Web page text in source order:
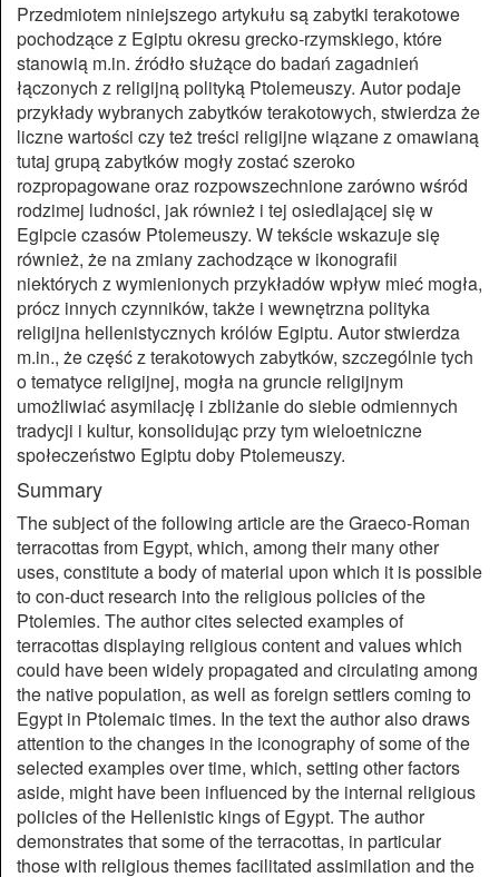
Przedmiotem niniejszego artykułu są zabytki terakotowe
pochodzące z Egiptu okresu grecko-rzymskiego, które
stanowią m.in. źródło służące do badań zagadnień
łączonych z religijną polityką Ptolemeuszy. Autor podaje
przykłady wybranych zabytków terakotowych, stwierdza że
liczne wartości czy też treści religijne wiązane z omawianą
tutaj grupą zabytków mogły zostać szeroko
rozpropagowane oraz rozpowszechnione zarówno wśród
rodzimej ludności, jak również i tej osiedlającej się w
Egipcie czasów Ptolemeuszy. W tekście wskazuje się
również, że na zmiany zachodzące w ikonograﬁi
niektórych z wymienionych przykładów wpływ mieć mogła,
prócz innych czynników, także i wewnętrzna polityka
religijna hellenistycznych królów Egiptu. Autor stwierdza
m.in., że część z terakotowych zabytków, szczególnie tych
o tematyce religijnej, mogła na gruncie religijnym
umożliwiać asymilację i zbliżanie do siebie odmiennych
tradycji i kultur, konsolidując przy tym wieloetniczne
społeczeństwo Egiptu doby Ptolemeuszy.
Summary
The subject of the following article are the Graeco-Roman
terracottas from Egypt, which, among their many other
uses, constitute a body of material upon which it is possible
to con-duct research into the religious policies of the
Ptolemies. The author cites selected examples of
terracottas displaying religious content and values which
could have been widely propagated and circulating among
the native population, as well as foreign settlers coming to
Egypt in Ptolemaic times. In the text the author also draws
attention to the changes in the iconography of some of the
selected examples over time, which, setting other factors
aside, might have been inﬂuenced by the internal religious
policies of the Hellenistic kings of Egypt. The author
demonstrates that some of the terracottas, in particular
those with religious themes facilitated assimilation and the